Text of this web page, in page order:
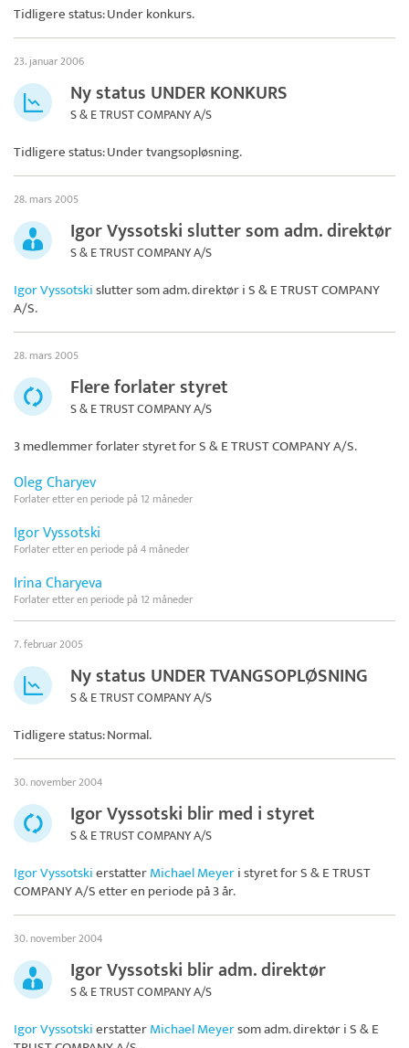
Tidligere status: Under konkurs.
23. januar 2006
Ny status UNDER KONKURS
S & E TRUST COMPANY A/S
Tidligere status: Under tvangsopløsning.
28. mars 2005
Igor Vyssotski slutter som adm. direktør
S & E TRUST COMPANY A/S
Igor Vyssotskislutter som adm. direktør iS & E TRUST COMPANY
A/S.
28. mars 2005
Flere forlater styret
S & E TRUST COMPANY A/S
3 medlemmer forlater styret forS & E TRUST COMPANY A/S.
Oleg Charyev
Forlater etter en periode på 12 måneder
Igor Vyssotski
Forlater etter en periode på 4 måneder
Irina Charyeva
Forlater etter en periode på 12 måneder
7. februar 2005
Ny status UNDER TVANGSOPLØSNING
S & E TRUST COMPANY A/S
Tidligere status: Normal.
30. november 2004
Igor Vyssotski blir med i styret
S & E TRUST COMPANY A/S
Igor VyssotskierstatterMichael Meyeri styret forS & E TRUST
COMPANY A/Setter en periode på 3 år.
30. november 2004
Igor Vyssotski blir adm. direktør
S & E TRUST COMPANY A/S
Igor VyssotskierstatterMichael Meyersom adm. direktør iS & E